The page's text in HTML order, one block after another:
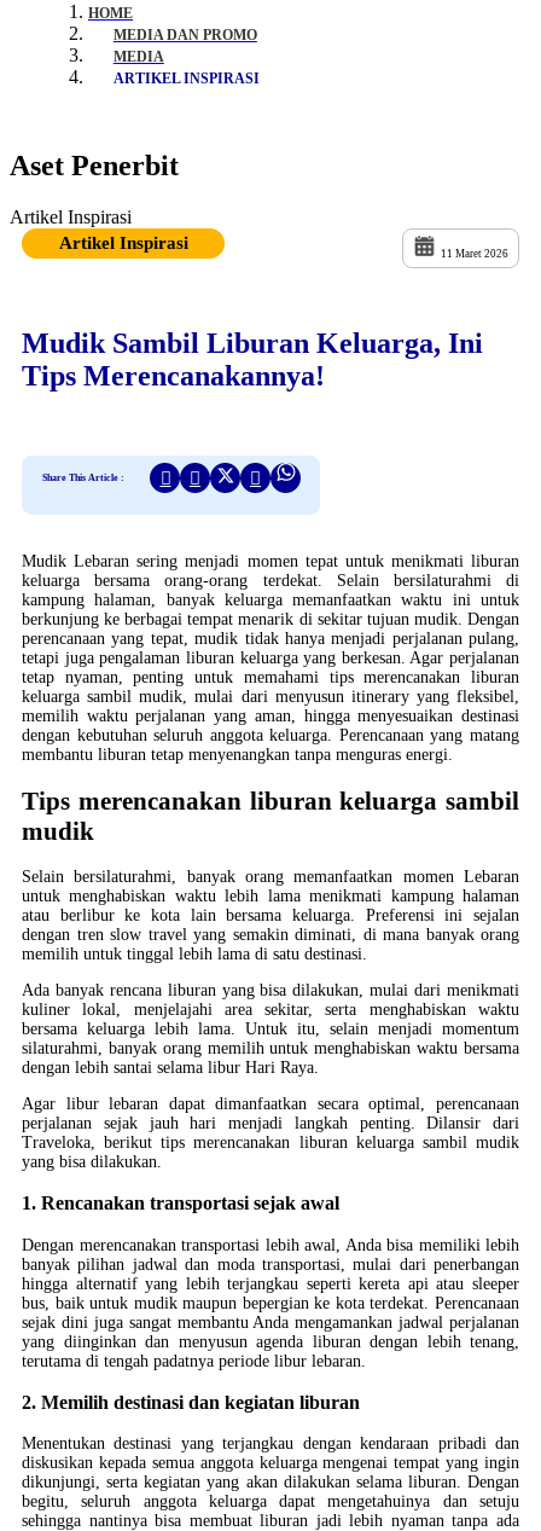
HOME
MEDIA DAN PROMO
MEDIA
ARTIKEL INSPIRASI
Aset Penerbit
Artikel Inspirasi
Artikel Inspirasi
11 Maret 2026
Mudik Sambil Liburan Keluarga, Ini
Tips Merencanakannya!
Share This Article :
Mudik Lebaran sering menjadi momen tepat untuk menikmati liburan
keluarga bersama orang-orang terdekat. Selain bersilaturahmi di
kampung halaman, banyak keluarga memanfaatkan waktu ini untuk
berkunjung ke berbagai tempat menarik di sekitar tujuan mudik. Dengan
perencanaan yang tepat, mudik tidak hanya menjadi perjalanan pulang,
tetapi juga pengalaman liburan keluarga yang berkesan. Agar perjalanan
tetap nyaman, penting untuk memahami tips merencanakan liburan
keluarga sambil mudik, mulai dari menyusun itinerary yang fleksibel,
memilih waktu perjalanan yang aman, hingga menyesuaikan destinasi
dengan kebutuhan seluruh anggota keluarga. Perencanaan yang matang
membantu liburan tetap menyenangkan tanpa menguras energi.
Tips merencanakan liburan keluarga sambil
mudik
Selain bersilaturahmi, banyak orang memanfaatkan momen Lebaran
untuk menghabiskan waktu lebih lama menikmati kampung halaman
atau berlibur ke kota lain bersama keluarga. Preferensi ini sejalan
dengan tren slow travel yang semakin diminati, di mana banyak orang
memilih untuk tinggal lebih lama di satu destinasi.
Ada banyak rencana liburan yang bisa dilakukan, mulai dari menikmati
kuliner lokal, menjelajahi area sekitar, serta menghabiskan waktu
bersama keluarga lebih lama. Untuk itu, selain menjadi momentum
silaturahmi, banyak orang memilih untuk menghabiskan waktu bersama
dengan lebih santai selama libur Hari Raya.
Agar libur lebaran dapat dimanfaatkan secara optimal, perencanaan
perjalanan sejak jauh hari menjadi langkah penting. Dilansir dari
Traveloka, berikut tips merencanakan liburan keluarga sambil mudik
yang bisa dilakukan.
1. Rencanakan transportasi sejak awal
Dengan merencanakan transportasi lebih awal, Anda bisa memiliki lebih
banyak pilihan jadwal dan moda transportasi, mulai dari penerbangan
hingga alternatif yang lebih terjangkau seperti kereta api atau sleeper
bus, baik untuk mudik maupun bepergian ke kota terdekat. Perencanaan
sejak dini juga sangat membantu Anda mengamankan jadwal perjalanan
yang diinginkan dan menyusun agenda liburan dengan lebih tenang,
terutama di tengah padatnya periode libur lebaran.
2. Memilih destinasi dan kegiatan liburan
Menentukan destinasi yang terjangkau dengan kendaraan pribadi dan
diskusikan kepada semua anggota keluarga mengenai tempat yang ingin
dikunjungi, serta kegiatan yang akan dilakukan selama liburan. Dengan
begitu, seluruh anggota keluarga dapat mengetahuinya dan setuju
sehingga nantinya bisa membuat liburan jadi lebih nyaman tanpa ada